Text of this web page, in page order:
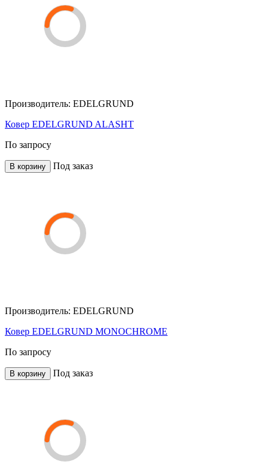
Производитель: EDELGRUND
Ковер EDELGRUND ALASHT
По запросу
В корзину Под заказ
Производитель: EDELGRUND
Ковер EDELGRUND MONOCHROME
По запросу
В корзину Под заказ